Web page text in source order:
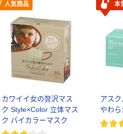
人気商品
カワイイ女の贅沢マス
ク Style×Color 立体マス
ク バイカラーマスク
本
アス
やわ